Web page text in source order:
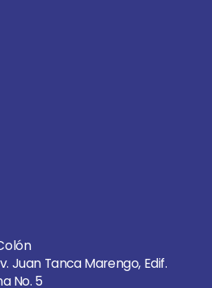
Juan Tanca Marengo, Edif.
No. 5